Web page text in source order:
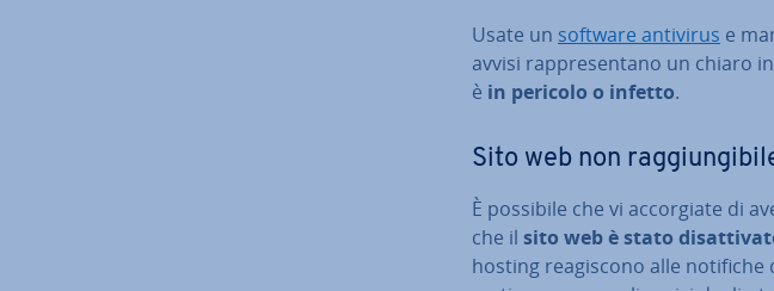
Usate un software antivirus e
avvisi rap­pre­sen­ta­no un chiaro
è in pericolo o infetto.
Sito web non
È possibile che vi ac­cor­gia­te di
che il sito web è stato
hosting rea­gi­sco­no alle